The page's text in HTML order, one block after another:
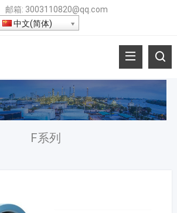
邮箱: 3003110820@qq.com
中文(简体)
F系列